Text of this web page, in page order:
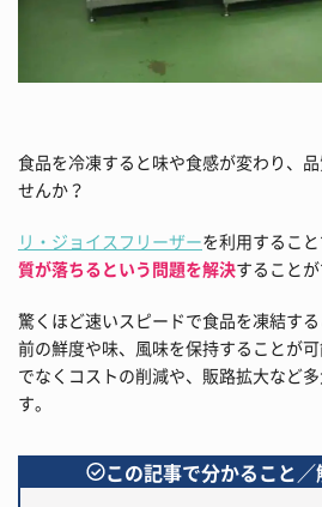
食品を冷凍すると味や食感が変わり、
せんか？
リ・ジョイスフリーザーを利用するこ
質が落ちるという問題を解決することが
驚くほど速いスピードで食品を凍結す
前の鮮度や味、風味を保持することが
でなくコストの削減や、販路拡大など
す。
この記事で分かること